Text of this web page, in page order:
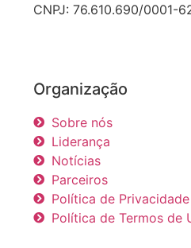
CNPJ: 76.610.690/0001-
Organização
Sobre nós
Liderança
Notícias
Parceiros
Política de Privacidade
Política de Termos de